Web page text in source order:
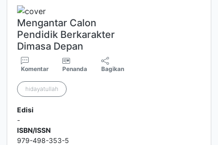
Mengantar Calon
Pendidik Berkarakter
Dimasa Depan
Komentar Penanda Bagikan
hidayatullah
Edisi
-
ISBN/ISSN
979-498-353-5